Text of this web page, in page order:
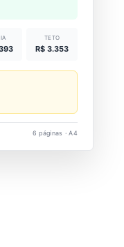
TETO
R$ 3.353
6 páginas · A4